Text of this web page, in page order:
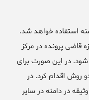
استفاده خواهد شد.
قاضی پرونده در مرکز
در این صورت برای
روش اقدام کرد. در
در دامنه در سایر